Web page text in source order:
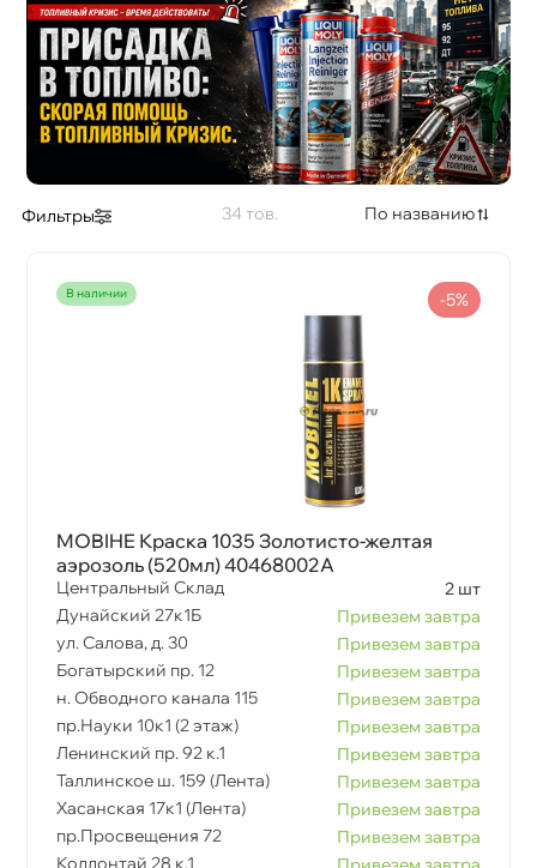
Фильтры 34 По названию
наличии
MOBIHE Краска 1035 Золотисто-желтая
аэрозоль (520мл) 40468002A
Центральный Склад
2 шт
Дунайский 27к1Б
Привезем завтра
ул. Салова, д. 30
Привезем завтра
Богатырский пр. 12
Привезем завтра
н. Обводного канала 115
Привезем завтра
пр.Науки 10к1 (2 этаж)
Привезем завтра
Ленинский пр. 92 к.1
Привезем завтра
Таллинское ш. 159 (Лента)
Привезем завтра
Хасанская 17к1 (Лента)
Привезем завтра
пр.Просвещения 72
Привезем завтра
Коллонтай 28 к.1
-5%